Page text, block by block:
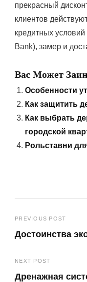
прекрасный
клиентов
кредитных
Bank), замер и
Вас Может
Особенности
Как защитить
Как выбрать
городской
Рольставни
Навигация
по
записям
PREVIOUS POST
Достоинства
Post
NEXT POST
Дренажная